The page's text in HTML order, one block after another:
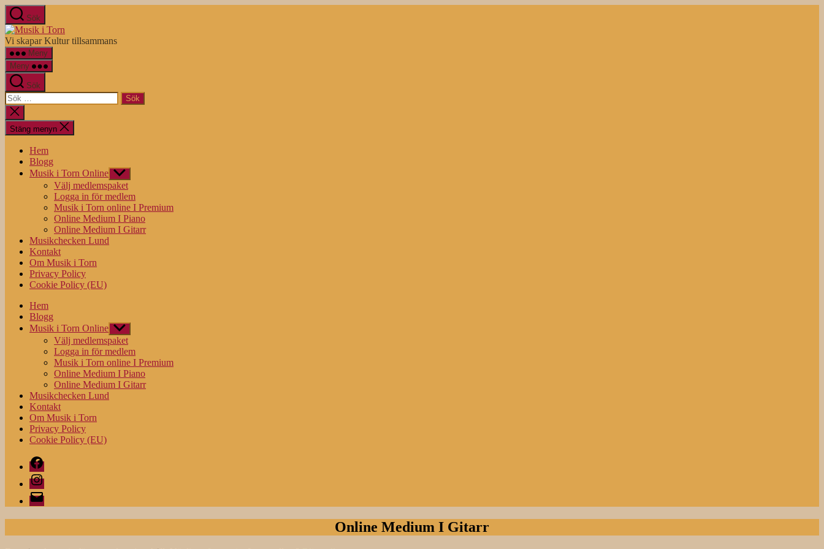
Hoppa
till
innehåll
Sök
i
Vi skapar Kultur tillsammans
Meny
Meny
Sök
Sök
efter:
Stäng
sökningen
Stäng menyn
Hem
Blogg
Musik i Torn Online Visa
undermeny
Välj medlemspaket
Logga in för medlem
Musik i Torn online I Premium
Online Medium I Piano
Online Medium I Gitarr
Musikchecken Lund
Kontakt
Om Musik i Torn
Privacy Policy
Cookie Policy (EU)
Hem
Blogg
Musik i Torn Online Visa
undermeny
Välj medlemspaket
Logga in för medlem
Musik i Torn online I Premium
Online Medium I Piano
Online Medium I Gitarr
Musikchecken Lund
Kontakt
Om Musik i Torn
Privacy Policy
Cookie Policy (EU)
Facebook
Instagram
E-
post
Online Medium I Gitarr